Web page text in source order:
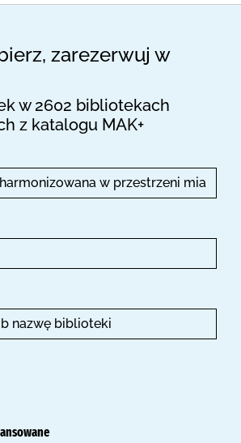
zarezerwuj w
w 2602 bibliotekach
z katalogu MAK+